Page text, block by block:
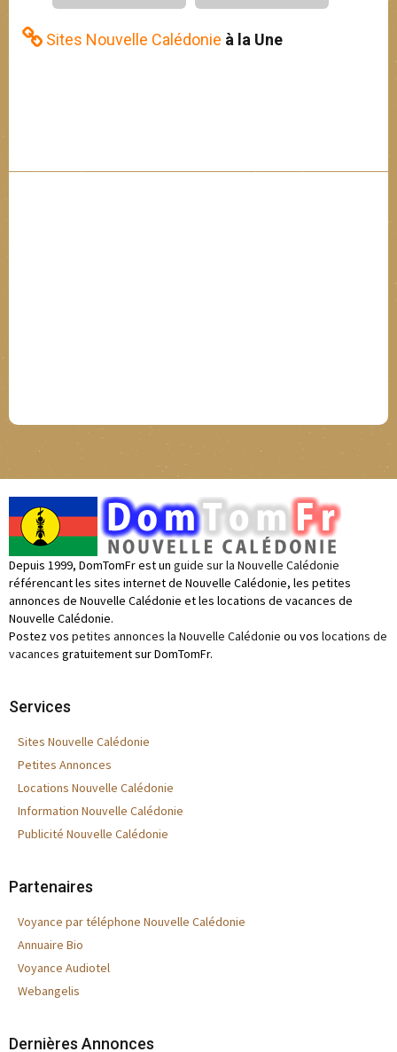
Sites Nouvelle Calédonie à la Une
Depuis 1999, DomTomFr est un guide sur la Nouvelle Calédonie
référencant les sites internet de Nouvelle Calédonie, les petites
annonces de Nouvelle Calédonie et les locations de vacances de
Nouvelle Calédonie.
Postez vos petites annonces la Nouvelle Calédonie ou vos locations de
vacances gratuitement sur DomTomFr.
Services
Sites Nouvelle Calédonie
Petites Annonces
Locations Nouvelle Calédonie
Information Nouvelle Calédonie
Publicité Nouvelle Calédonie
Partenaires
Voyance par téléphone Nouvelle Calédonie
Annuaire Bio
Voyance Audiotel
Webangelis
Dernières Annonces